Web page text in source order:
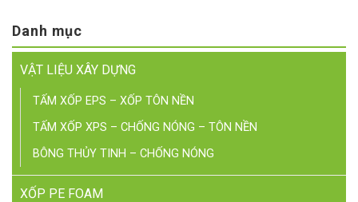
rằng suốt 2 năm kinh doanh, chị
toàn phải chạy xe máy ra tận
Yên Phụ để mua thùng xốp lẻ,
mỗi […]
cá, người trồng rau thủy canh,
Danh mục
VẬT LIỆU XÂY DỰNG
TẤM XỐP EPS – XỐP TÔN NỀN
TẤM XỐP XPS – CHỐNG NÓNG – TÔN NỀN
BÔNG THỦY TINH – CHỐNG NÓNG
XỐP PE FOAM